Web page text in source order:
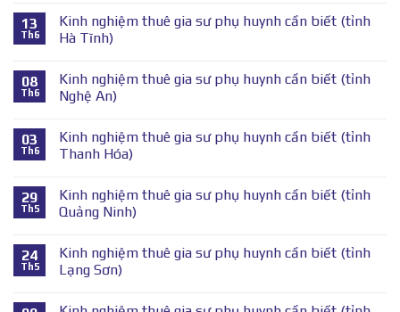
13
Th6
Kinh nghiệm thuê gia sư phụ huynh cần biết (tỉnh
Hà Tĩnh)
08
Th6
Kinh nghiệm thuê gia sư phụ huynh cần biết (tỉnh
Nghệ An)
03
Th6
Kinh nghiệm thuê gia sư phụ huynh cần biết (tỉnh
Thanh Hóa)
29
Th5
Kinh nghiệm thuê gia sư phụ huynh cần biết (tỉnh
Quảng Ninh)
24
Th5
Kinh nghiệm thuê gia sư phụ huynh cần biết (tỉnh
Lạng Sơn)